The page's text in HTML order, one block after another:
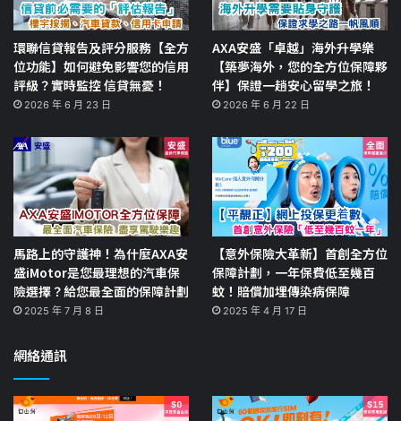
環聯信貸報告及評分服務【全方
位功能】如何避免影響您的信用
評級？實時監控 信貸無憂！
2026 年 6 月 23 日
AXA安盛「卓越」海外升學樂
【築夢海外，您的全方位保障夥
伴】保證一趟安心留學之旅！
2026 年 6 月 22 日
馬路上的守護神！為什麼AXA安
盛iMotor是您最理想的汽車保
險選擇？給您最全面的保障計劃
2025 年 7 月 8 日
【意外保險大革新】首創全方位
保障計劃，一年保費低至幾百
蚊！賠償加埋傳染病保障
2025 年 4 月 17 日
網絡通訊